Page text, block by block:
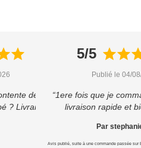
de cet
? Livraison
5/5
Publié le 04/
“1ere fois que je
livraison rapide et
Par
Avis publié, suite à une commande passée sur